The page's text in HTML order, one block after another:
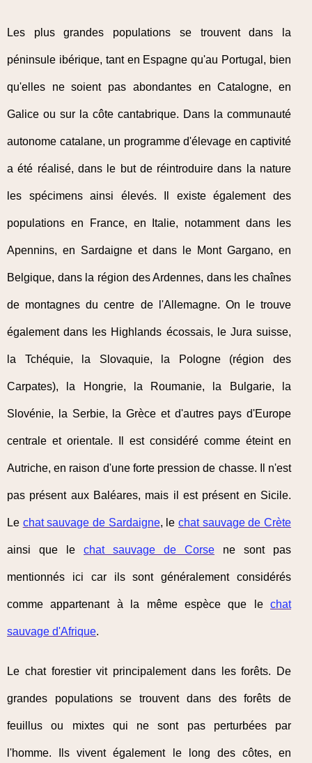
Les plus grandes populations se trouvent dans la
péninsule ibérique, tant en Espagne qu'au Portugal, bien
qu'elles ne soient pas abondantes en Catalogne, en
Galice ou sur la côte cantabrique. Dans la communauté
autonome catalane, un programme d'élevage en captivité
a été réalisé, dans le but de réintroduire dans la nature
les spécimens ainsi élevés. Il existe également des
populations en France, en Italie, notamment dans les
Apennins, en Sardaigne et dans le Mont Gargano, en
Belgique, dans la région des Ardennes, dans les chaînes
de montagnes du centre de l'Allemagne. On le trouve
également dans les Highlands écossais, le Jura suisse,
la Tchéquie, la Slovaquie, la Pologne (région des
Carpates), la Hongrie, la Roumanie, la Bulgarie, la
Slovénie, la Serbie, la Grèce et d'autres pays d'Europe
centrale et orientale. Il est considéré comme éteint en
Autriche, en raison d'une forte pression de chasse. Il n'est
pas présent aux Baléares, mais il est présent en Sicile.
Le chat sauvage de Sardaigne, lechat sauvage de Crète
ainsi que le chat sauvage de Corse ne sont pas
mentionnés ici car ils sont généralement considérés
comme appartenant à la même espèce que le chat
sauvage d'Afrique.
Le chat forestier vit principalement dans les forêts. De
grandes populations se trouvent dans des forêts de
feuillus ou mixtes qui ne sont pas perturbées par
l'homme. Ils vivent également le long des côtes, en